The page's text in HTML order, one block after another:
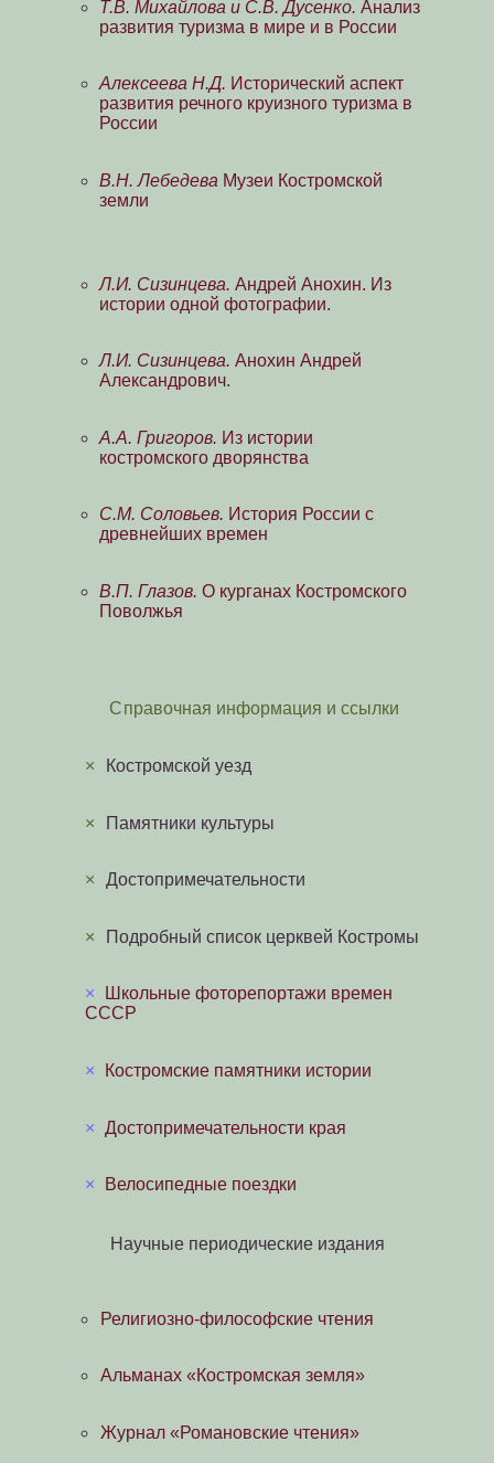
Т.В. Михайлова и С.В. Дусенко. Анализ
развития туризма в мире и в России
Алексеева Н.Д. Исторический аспект
развития речного круизного туризма в
России
В.Н. Лебедева Музеи Костромской
земли
Л.И. Сизинцева. Андрей Анохин. Из
истории одной фотографии.
Л.И. Сизинцева. Анохин Андрей
Александрович.
А.А. Григоров. Из истории
костромского дворянства
С.М. Соловьев. История России с
древнейших времен
В.П. Глазов. О курганах Костромского
Поволжья
Справочная информация и ссылки
Костромской уезд
Памятники культуры
×Достопримечательности
Подробный список церквей Костромы
Школьные фоторепортажи времен
СССР
Костромские памятники истории
×Достопримечательности края
Велосипедные поездки
Научные периодические издания
Религиозно-философские чтения
Альманах «Костромская земля»
Журнал «Романовские чтения»